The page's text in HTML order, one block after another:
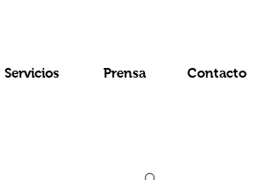
Servicios Prensa Contacto